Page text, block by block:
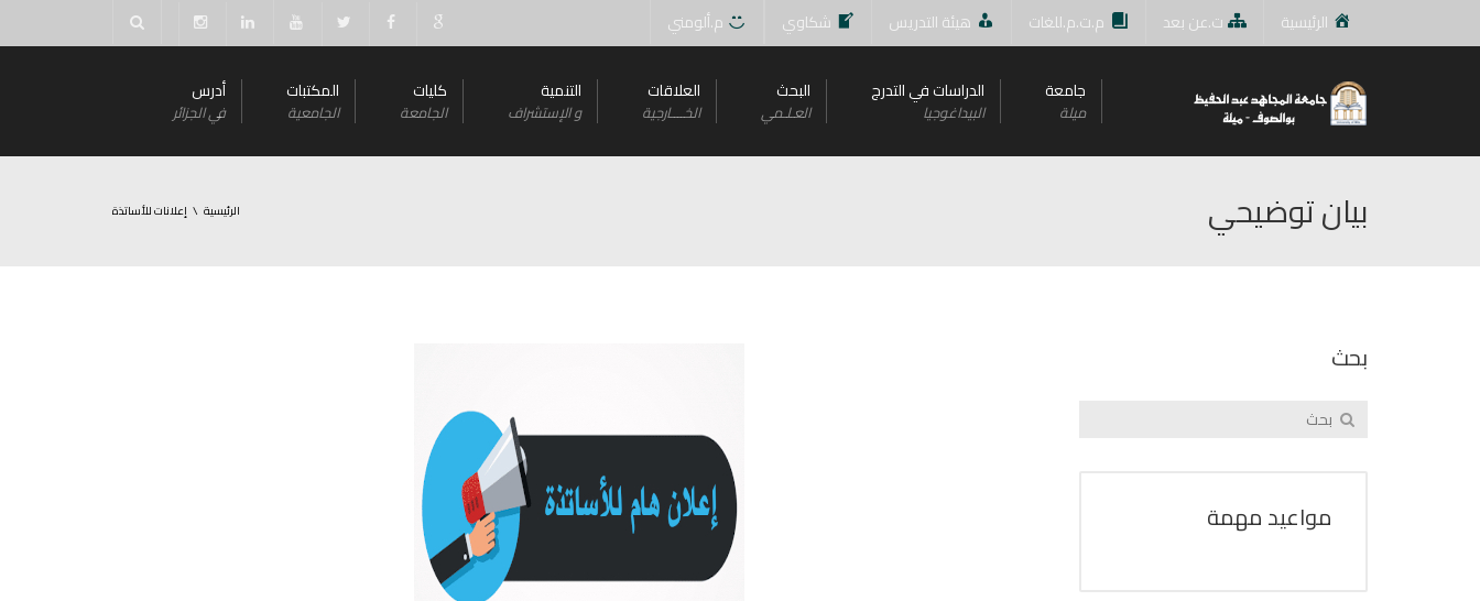
الرئيسية ت.عن بعد م.ت.م.للغات هيئة التدريس شكاوي م.ألومني
جامعة
ميلة
الدراسات في التدرج
البيداغوجيا
البحث
العـلـمي
العلاقات
الخــــارجية
التنمية
و اﻹستشراف
كليات
الجامعة
المكتبات
الجامعية
أدرس
في الجزائر
بيان توضيحي الرئيسية إعلانات للأساتذة
بحث
مواعيد مهمة